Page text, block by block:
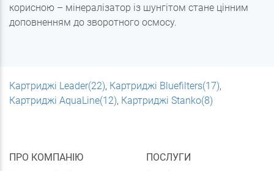
корисною – мінералізатор із шунгітом стане цінним
доповненням до зворотного осмосу.
Картриджі Leader(22), Картриджі Bluefilters(17),
Картриджі AquaLine(12), Картриджі Stanko(8)
ПРО КОМПАНІЮ ПОСЛУГИ